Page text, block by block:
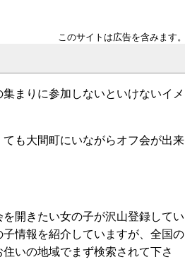
このサイトは広告を含みます。
まりに参加しないといけないイメ
も大間町にいながらオフ会が出来
開きたい女の子が沢山登録してい
情報を紹介していますが、全国の
いの地域でまず検索されて下さ